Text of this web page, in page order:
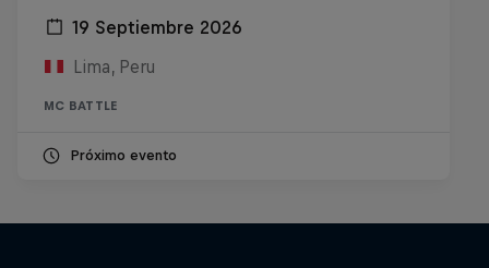
19 Septiembre 2026
Lima, Peru
MC BATTLE
Próximo evento